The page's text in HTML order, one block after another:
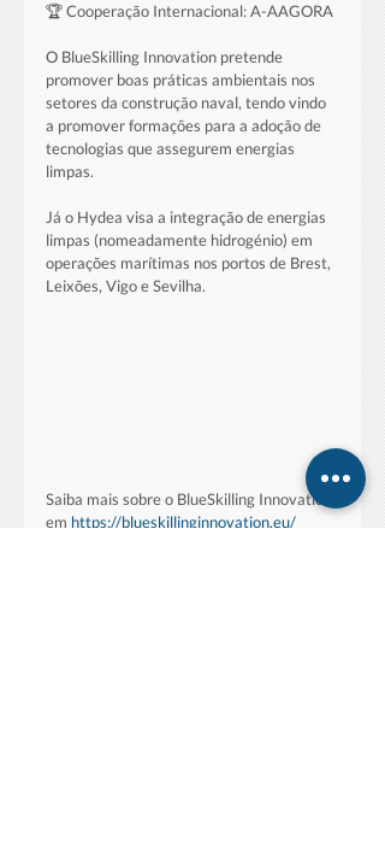
🏆 Cooperação Internacional: A-AAGORA
O BlueSkilling Innovation pretende
promover boas práticas ambientais nos
setores da construção naval, tendo vindo
a promover formações para a adoção de
tecnologias que assegurem energias
limpas.
Já o Hydea visa a integração de energias
limpas (nomeadamente hidrogénio) em
operações marítimas nos portos de Brest,
Leixões, Vigo e Sevilha.
Saiba mais sobre o BlueSkilling Innovation
em https://blueskillinginnovation.eu/